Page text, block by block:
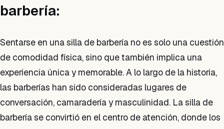
barbería:
Sentarse en una silla de barbería no es solo una cuestión
de comodidad física, sino que también implica una
experiencia única y memorable. A lo largo de la historia,
las barberías han sido consideradas lugares de
conversación, camaradería y masculinidad. La silla de
barbería se convirtió en el centro de atención, donde los